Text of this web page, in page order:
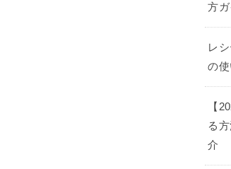
方ガ
レ
の
【
る
介